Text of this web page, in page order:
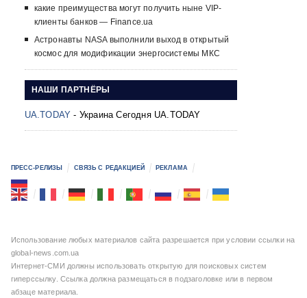
какие преимущества могут получить ныне VIP-
клиенты банков — Finance.ua
Астронавты NASA выполнили выход в открытый
космос для модификации энергосистемы МКС
НАШИ ПАРТНЁРЫ
UA.TODAY - Украина Сегодня UA.TODAY
ПРЕСС-РЕЛИЗЫ СВЯЗЬ С РЕДАКЦИЕЙ РЕКЛАМА
Использование любых материалов сайта разрешается при условии ссылки на
global-news.com.ua
Интернет-СМИ должны использовать открытую для поисковых систем
гиперссылку. Ссылка должна размещаться в подзаголовке или в первом
абзаце материала.